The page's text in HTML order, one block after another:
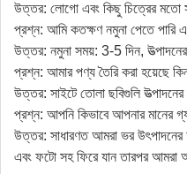
উত্তর: লোগো এবং কিছু চিত্রের মতো
প্রশ্ন: আমি কতক্ষণ নমুনা পেতে পারি
উত্তর: নমুনা সময়: 3-5 দিন,
প্রশ্ন: আমার পণ্য তৈরি করা হয়েছে
উত্তর: সাইটে তোলা ছবিগুলি
প্রশ্ন: আপনি কিভাবে আপনার মানের
উত্তর: সাধারণত আমরা ভর উৎপাদনের
এবং ফটো সহ ফিরে যান তারপর আমরা